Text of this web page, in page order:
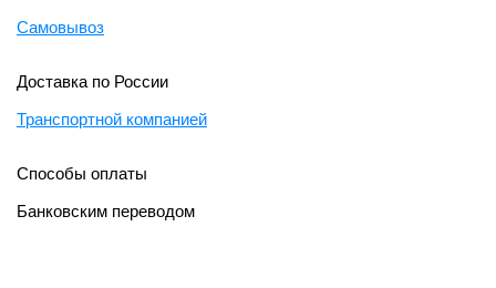
Самовывоз
Доставка по России
Транспортной компанией
Способы оплаты
Банковским переводом